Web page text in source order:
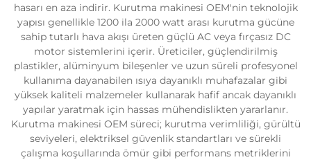
hasarı en aza indirir. Kurutma makinesi OEM'nin teknolojik
yapısı genellikle 1200 ila 2000 watt arası kurutma gücüne
sahip tutarlı hava akışı üreten güçlü AC veya fırçasız DC
motor sistemlerini içerir. Üreticiler, güçlendirilmiş
plastikler, alüminyum bileşenler ve uzun süreli profesyonel
kullanıma dayanabilen ısıya dayanıklı muhafazalar gibi
yüksek kaliteli malzemeler kullanarak hafif ancak dayanıklı
yapılar yaratmak için hassas mühendislikten yararlanır.
Kurutma makinesi OEM süreci; kurutma verimliliği, gürültü
seviyeleri, elektriksel güvenlik standartları ve sürekli
çalışma koşullarında ömür gibi performans metriklerini